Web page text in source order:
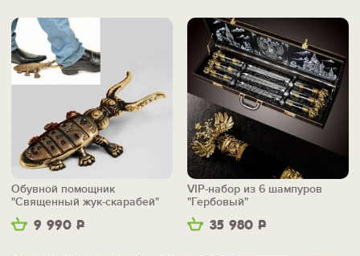
9 990 Р
Обувной помощник
"Священный жук-скарабей"
35 980 Р
VIP-набор из 6 шампуров
"Гербовый"